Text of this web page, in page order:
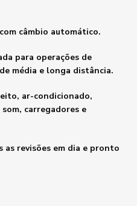
câmbio automático.
para operações de
média e longa distância.
ar-condicionado,
carregadores e
as revisões em dia e pronto